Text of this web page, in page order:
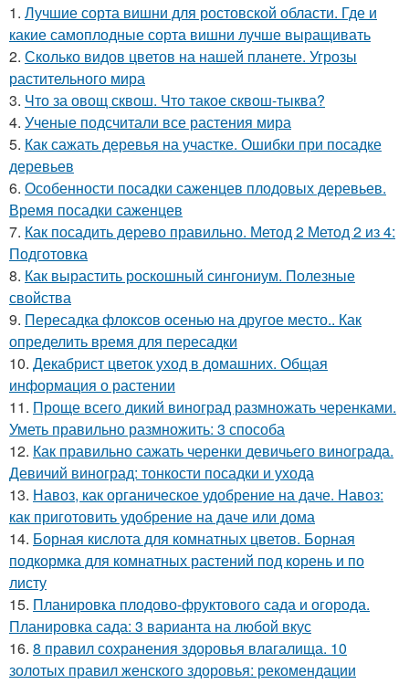
1. Лучшие сорта вишни для ростовской области. Где и
какие самоплодные сорта вишни лучше выращивать
2. Сколько видов цветов на нашей планете. Угрозы
растительного мира
3. Что за овощ сквош. Что такое сквош-тыква?
4. Ученые подсчитали все растения мира
5. Как сажать деревья на участке. Ошибки при посадке
деревьев
6. Особенности посадки саженцев плодовых деревьев.
Время посадки саженцев
7. Как посадить дерево правильно. Метод 2 Метод 2 из 4:
Подготовка
8. Как вырастить роскошный сингониум. Полезные
свойства
9. Пересадка флоксов осенью на другое место.. Как
определить время для пересадки
10. Декабрист цветок уход в домашних. Общая
информация о растении
11. Проще всего дикий виноград размножать черенками.
Уметь правильно размножить: 3 способа
12. Как правильно сажать черенки девичьего винограда.
Девичий виноград: тонкости посадки и ухода
13. Навоз, как органическое удобрение на даче. Навоз:
как приготовить удобрение на даче или дома
14. Борная кислота для комнатных цветов. Борная
подкормка для комнатных растений под корень и по
листу
15. Планировка плодово-фруктового сада и огорода.
Планировка сада: 3 варианта на любой вкус
16. 8 правил сохранения здоровья влагалища. 10
золотых правил женского здоровья: рекомендации